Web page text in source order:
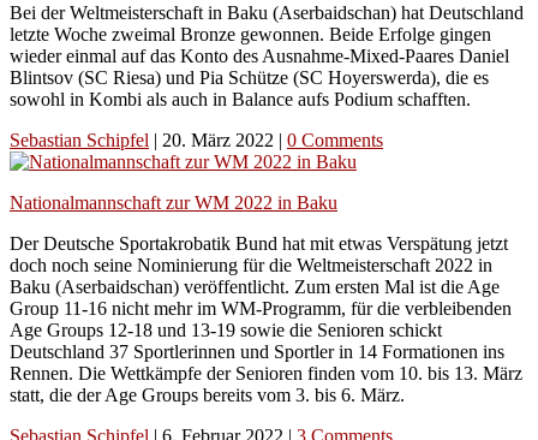
Bei der Weltmeisterschaft in Baku (Aserbaidschan) hat Deutschland
letzte Woche zweimal Bronze gewonnen. Beide Erfolge gingen
wieder einmal auf das Konto des Ausnahme-Mixed-Paares Daniel
Blintsov (SC Riesa) und Pia Schütze (SC Hoyerswerda), die es
sowohl in Kombi als auch in Balance aufs Podium schafften.
Sebastian Schipfel | 20. März 2022 | 0 Comments
Nationalmannschaft zur WM 2022 in Baku
Der Deutsche Sportakrobatik Bund hat mit etwas Verspätung jetzt
doch noch seine Nominierung für die Weltmeisterschaft 2022 in
Baku (Aserbaidschan) veröffentlicht. Zum ersten Mal ist die Age
Group 11-16 nicht mehr im WM-Programm, für die verbleibenden
Age Groups 12-18 und 13-19 sowie die Senioren schickt
Deutschland 37 Sportlerinnen und Sportler in 14 Formationen ins
Rennen. Die Wettkämpfe der Senioren finden vom 10. bis 13. März
statt, die der Age Groups bereits vom 3. bis 6. März.
Sebastian Schipfel | 6. Februar 2022 | 3 Comments